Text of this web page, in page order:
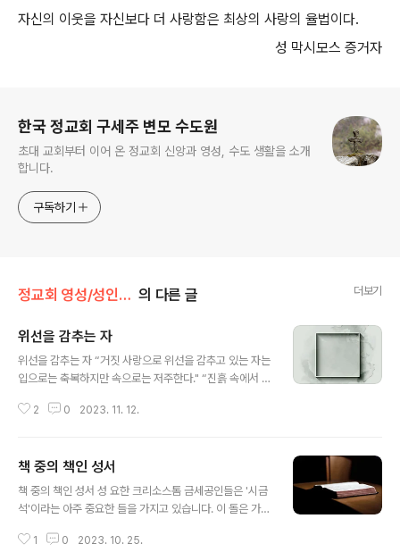
자신의 이웃을 자신보다 더 사랑함은 최상의 사랑의 율법이다.
성 막시모스 증거자
한국 정교회 구세주 변모 수도원
초대 교회부터 이어 온 정교회 신앙과 영성, 수도 생활을 소개
합니다.
구독하기
정교회 영성/성인의 가르침 의 다른 글 더보기
위선을 감추는 자
위선을 감추는 자 “거짓 사랑으로 위선을 감추고 있는 자는
입으로는 축복하지만 속으로는 저주한다." “진흙 속에서 향
기가 있을 리 없다." 리비아의 성 타라시오스
2 0 2023. 11. 12.
책 중의 책인 성서
책 중의 책인 성서 성 요한 크리소스톰 금세공인들은 '시금
석'이라는 아주 중요한 들을 가지고 있습니다. 이 돌은 가짜
시금석이라는 이러한 돌처럼 나쁜 것에서 덕을, 거짓 그리
1 0 2023. 10. 25.